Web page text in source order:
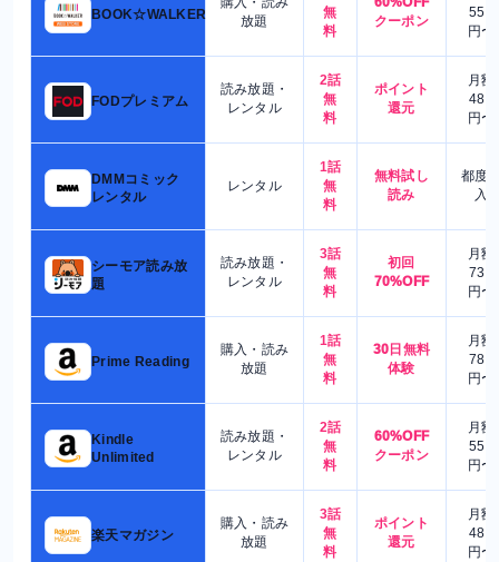
BOOK☆WALKER
放題
無
料
クーポン
550
円〜
FODプレミアム
読み放題・
レンタル
2話
無
料
ポイント
還元
月額
480
円〜
DMMコミック
レンタル
レンタル
1話
無
料
無料試し
読み
都度
入
シーモア読み放
題
読み放題・
レンタル
3話
無
料
初回
70%OFF
月額
730
円〜
Prime Reading
購入・読み
放題
1話
無
料
30日無料
体験
月額
780
円〜
Kindle
Unlimited
読み放題・
レンタル
2話
無
料
60%OFF
クーポン
月額
550
円〜
楽天マガジン
購入・読み
放題
3話
無
料
ポイント
還元
月額
480
円〜